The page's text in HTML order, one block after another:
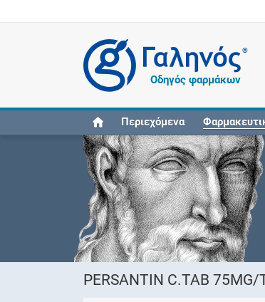
®
Οδηγός φαρμάκων
Περιεχόμενα
PERSANTIN C.TAB